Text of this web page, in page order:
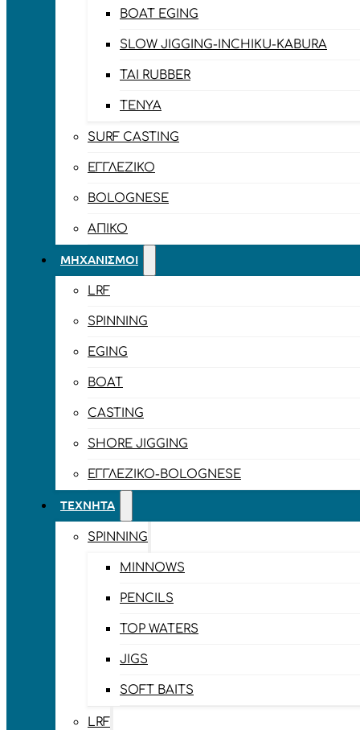
BOAT EGING
SLOW JIGGING-INCHIKU-KABURA
TAI RUBBER
TENYA
SURF CASTING
ΕΓΓΛΈΖΙΚΟ
BOLOGNESE
ΑΠΊΚΟ
ΜΗΧΑΝΙΣΜΟΊ
LRF
SPINNING
EGING
BOAT
CASTING
SHORE JIGGING
ΕΓΓΛΈΖΙΚΟ-BOLOGNESE
ΤΕΧΝΗΤΆ
SPINNING
MINNOWS
PENCILS
TOP WATERS
JIGS
SOFT BAITS
LRF